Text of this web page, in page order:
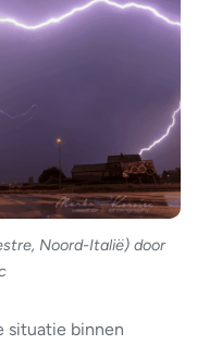
Noord-Italië) door
situatie binnen